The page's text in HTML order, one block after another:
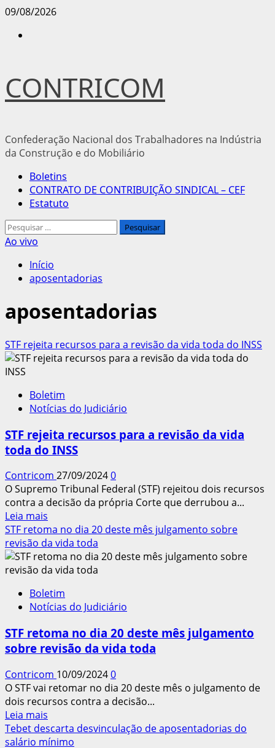
Avançar
09/08/2026
CONTRICOM
Confederação Nacional dos Trabalhadores na Indústria
da Construção e do Mobiliário
Menu
principal
Boletins
CONTRATO DE CONTRIBUIÇÃO SINDICAL – CEF
Estatuto
Pesquisar
por:
Ao vivo
Início
aposentadorias
aposentadorias
STF rejeita recursos para a revisão da vida toda do INSS
Boletim
Notícias do Judiciário
STF rejeita recursos para a revisão da vida
toda do INSS
Contricom 27/09/20240
O Supremo Tribunal Federal (STF) rejeitou dois recursos
contra a decisão da própria Corte que derrubou a...
Leia mais
mais
sobre
STF
rejeita
para
a
da
vida
do
INSS
STF retoma no dia 20 deste mês julgamento sobre
revisão da vida toda
Boletim
Notícias do Judiciário
STF retoma no dia 20 deste mês julgamento
sobre revisão da vida toda
Contricom 10/09/20240
O STF vai retomar no dia 20 deste mês o julgamento de
dois recursos contra a decisão...
Leia mais
mais
sobre
Tebet descarta desvinculação de aposentadorias do
salário mínimo